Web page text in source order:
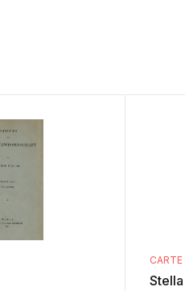
CARTE
Stella